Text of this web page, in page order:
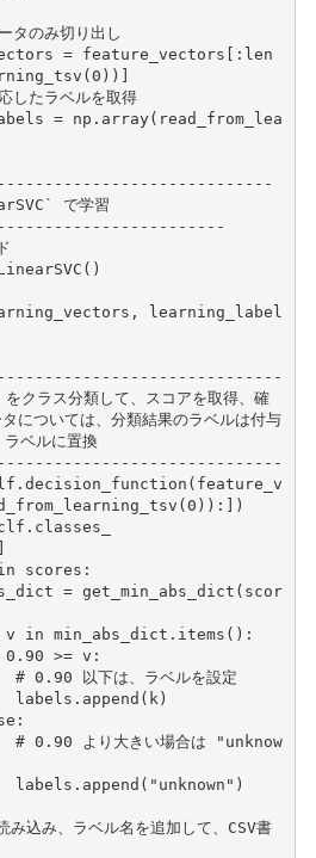
タのみ切り出し
= feature_vectors [: len
(0 ))]
したラベルを取得
= np . array( read_from_lea
で学習
()
,
learning_label
ラス分類して、スコアを取得、確
については、分類結果のラベルは付与
ベルに置換
. decision_function ( feature_v
(0 )):])
. classes_
scores :
= get_min_abs_dict ( scor
v in min_abs_dict . items ():
0.90 >= v :
# 0.90 以下は、ラベルを設定
labels . append ( k )
:
# 0.90 より大きい場合は "unknow
labels . append ( "unknown" )
み込み、ラベル名を追加して、CSV書